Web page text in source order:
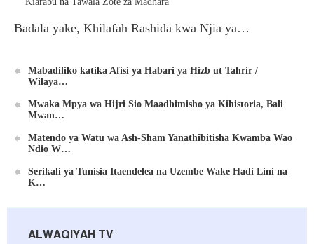
Badala yake, Khilafah Rashida kwa Njia ya…
Mabadiliko katika Afisi ya Habari ya Hizb ut Tahrir /
Wilaya…
Mwaka Mpya wa Hijri Sio Maadhimisho ya Kihistoria, Bali
Mwan…
Matendo ya Watu wa Ash-Sham Yanathibitisha Kwamba Wao
Ndio W…
Serikali ya Tunisia Itaendelea na Uzembe Wake Hadi Lini na
K…
ALWAQIYAH TV